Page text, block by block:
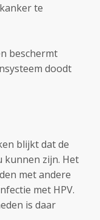
te
beschermt
doodt
blijkt dat de
kunnen zijn. Het
met andere
met HPV.
is daar